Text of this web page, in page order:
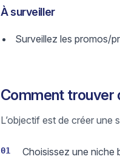
À surveiller
Surveillez les promos/
Comment trouver
L’objectif est de créer une
01 Choisissez une niche